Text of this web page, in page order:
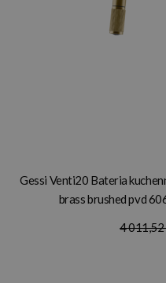
Gessi Venti20 Bateria
brass brushed pvd
4 011,52